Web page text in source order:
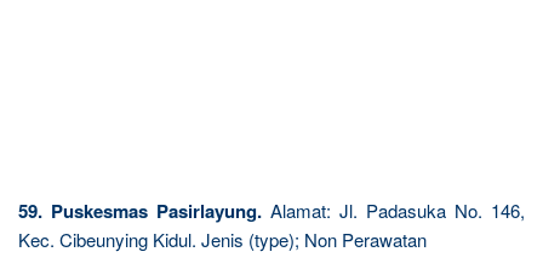
59. Puskesmas Pasirlayung. Alamat: Jl. Padasuka No. 146,
Kec. Cibeunying Kidul. Jenis (type); Non Perawatan